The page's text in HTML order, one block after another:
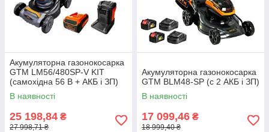
Акумуляторна газонокосарка
GTM LM56/480SP-V KIT
(самохідна 56 В + АКБ і ЗП)
В наявності
25 198,84 ₴
27 998,71 ₴
Акумуляторна газонокосарка
GTM BLM48-SP (с 2 АКБ і ЗП)
В наявності
17 099,46 ₴
18 999,40 ₴